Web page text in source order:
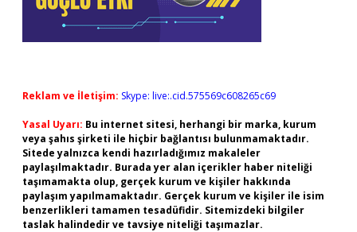
Reklam ve İletişim: Skype: live:.cid.575569c608265c69
Yasal Uyarı: Bu internet sitesi, herhangi bir marka, kurum
veya şahıs şirketi ile hiçbir bağlantısı bulunmamaktadır.
Sitede yalnızca kendi hazırladığımız makaleler
paylaşılmaktadır. Burada yer alan içerikler haber niteliği
taşımamakta olup, gerçek kurum ve kişiler hakkında
paylaşım yapılmamaktadır. Gerçek kurum ve kişiler ile isim
benzerlikleri tamamen tesadüfidir. Sitemizdeki bilgiler
taslak halindedir ve tavsiye niteliği taşımazlar.